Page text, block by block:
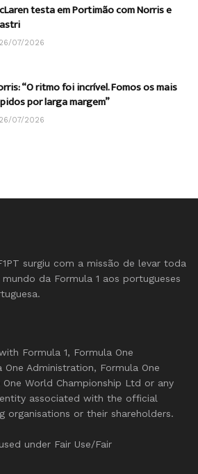
testa em Portimão com Norris e
26/07/2026
“O ritmo foi incrível. Fomos os mais
por larga margem”
26/07/2026
surgiu com a missão de levar toda
da Formula 1 aos portugueses
Formula 1, Formula One
One Administration, Formula One
One World Championship Ltd or any
associated with the official
organisations or their shareholders.
under Fair Use/Fair